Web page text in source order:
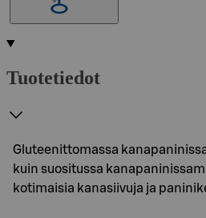
Tuotetiedot
Gluteenittomassa
kuin suositussa
kotimaisia kanasiivuja ja